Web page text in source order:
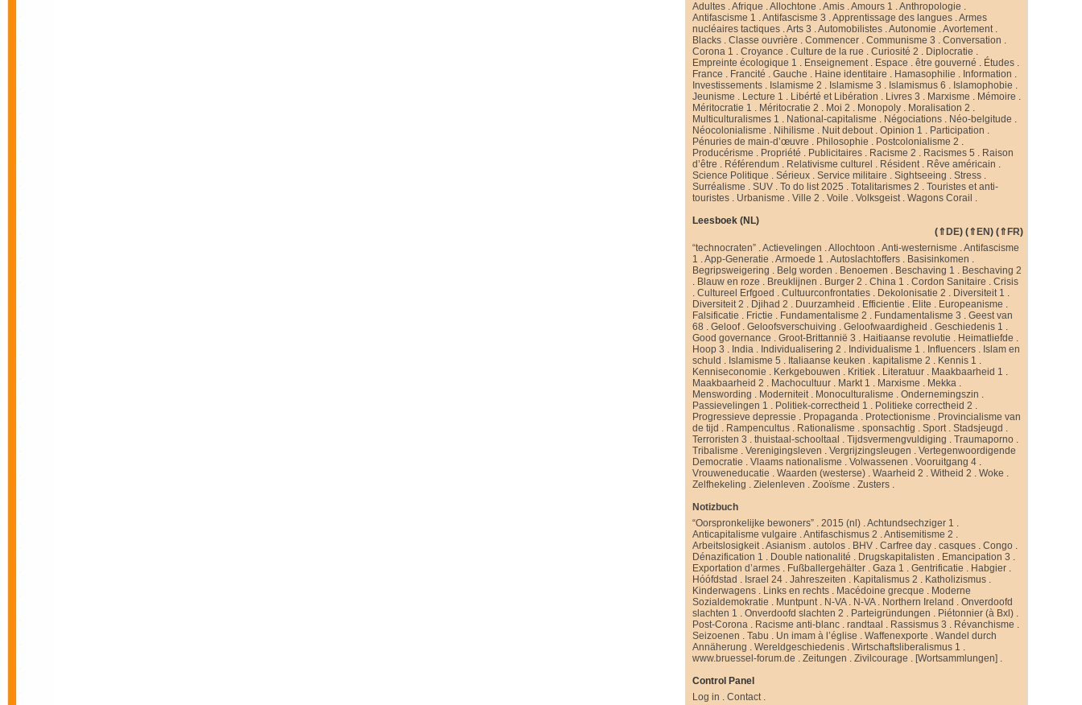
Adultes .Afrique .Allochtone .Amis .Amours 1 .Anthropologie .
Antifascisme 1 .Antifascisme 3 .Apprentissage des langues .Armes
nucléaires tactiques .Arts 3 .Automobilistes .Autonomie .Avortement.
Blacks .Classe ouvrière .Commencer .Communisme 3 .Conversation .
Corona 1 .Croyance .Culture de la rue .Curiosité 2 . Diplocratie .
Empreinte écologique 1 . Enseignement. Espace .être gouverné . Études .
France . Francité .Gauche . Haine identitaire . Hamasophilie . Information .
Investissements . Islamisme 2 . Islamisme 3 . Islamismus 6 . Islamophobie .
Jeunisme . Lecture 1 . Libérté et Libération . Livres 3 . Marxisme . Mémoire .
Méritocratie 1 . Méritocratie 2 . Moi 2 . Monopoly . Moralisation 2 .
Multiculturalismes 1 . National-capitalisme . Négociations . Néo-belgitude .
Néocolonialisme . Nihilisme . Nuit debout.Opinion 1 . Participation .
Pénuries de main-d’œuvre . Philosophie . Postcolonialisme 2 .
Producérisme . Propriété . Publicitaires . Racisme 2 . Racismes 5 . Raison
d’être . Référendum . Relativisme culturel . Résident. Rêve américain .
Science Politique .Sérieux .Service militaire .Sightseeing .Stress .
Surréalisme .SUV .To do list 2025 .Totalitarismes 2 .Touristes et anti-
touristes . Urbanisme .Ville 2 .Voile .Volksgeist.Wagons Corail .
Leesboek (NL)
(⇑DE) (⇑EN) (⇑FR)
“technocraten” .Actievelingen .Allochtoon .Anti-westernisme .Antifascisme
1 .App-Generatie .Armoede 1 .Autoslachtoffers . Basisinkomen .
Begripsweigering . Belg worden . Benoemen . Beschaving 1 . Beschaving 2
. Blauw en roze . Breuklijnen . Burger 2 .China 1 .Cordon Sanitaire .Crisis
.Cultureel Erfgoed .Cultuurconfrontaties . Dekolonisatie 2 . Diversiteit 1 .
Diversiteit 2 . Djihad 2 . Duurzamheid . Efficientie . Elite . Europeanisme .
Falsificatie . Frictie . Fundamentalisme 2 . Fundamentalisme 3 .Geest van
68 .Geloof.Geloofsverschuiving .Geloofwaardigheid .Geschiedenis 1 .
Good governance .Groot-Brittannië 3 . Haitiaanse revolutie . Heimatliefde .
Hoop 3 . India . Individualisering 2 . Individualisme 1 . Influencers . Islam en
schuld . Islamisme 5 . Italiaanse keuken . kapitalisme 2 . Kennis 1 .
Kenniseconomie . Kerkgebouwen . Kritiek . Literatuur . Maakbaarheid 1 .
Maakbaarheid 2 . Machocultuur . Markt 1 . Marxisme . Mekka .
Menswording . Moderniteit. Monoculturalisme .Ondernemingszin .
Passievelingen 1 . Politiek-correctheid 1 . Politieke correctheid 2 .
Progressieve depressie . Propaganda . Protectionisme . Provincialisme van
de tijd . Rampencultus . Rationalisme .sponsachtig .Sport.Stadsjeugd .
Terroristen 3 .thuistaal-schooltaal .Tijdsvermengvuldiging .Traumaporno .
Tribalisme .Verenigingsleven .Vergrijzingsleugen .Vertegenwoordigende
Democratie .Vlaams nationalisme .Volwassenen .Vooruitgang 4 .
Vrouweneducatie .Waarden (westerse) .Waarheid 2 .Witheid 2 .Woke .
Zelfhekeling .Zielenleven .Zooïsme .Zusters .
Notizbuch
“Oorspronkelijke bewoners” .2015 (nl) .Achtundsechziger 1 .
Anticapitalisme vulgaire .Antifaschismus 2 .Antisemitisme 2 .
Arbeitslosigkeit.Asianism .autolos . BHV .Carfree day .casques .Congo .
Dénazification 1 . Double nationalité . Drugskapitalisten . Emancipation 3 .
Exportation d’armes . Fußballergehälter .Gaza 1 .Gentrificatie . Habgier .
Hóófdstad . Israel 24 .Jahreszeiten . Kapitalismus 2 . Katholizismus .
Kinderwagens . Links en rechts . Macédoine grecque . Moderne
Sozialdemokratie . Muntpunt. N-VA. N-VA. Northern Ireland .Onverdoofd
slachten 1 .Onverdoofd slachten 2 . Parteigründungen . Piétonnier (à Bxl) .
Post-Corona . Racisme anti-blanc .randtaal . Rassismus 3 . Révanchisme .
Seizoenen .Tabu . Un imam à l’église .Waffenexporte .Wandel durch
Annäherung .Wereldgeschiedenis .Wirtschaftsliberalismus 1 .
www.bruessel-forum.de .Zeitungen .Zivilcourage . [Wortsammlungen] .
Control Panel
Log in .Contact.